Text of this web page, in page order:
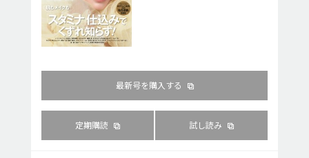
最新号を購入する
定期購読 試し読み